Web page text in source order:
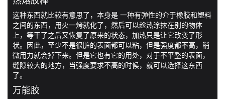
这种东西就比较有意思了，本身是 一种有弹性的介于橡胶和塑料
之间的东西，用火一烤就化了，然后可以趁热涂抹在别的物体
上，等干了之后又恢复了原来的状态，加热只是让它改变了形
状。因此，至少不是很脏的表面都可以粘，但是强度都不高，稍
微用力就会掉下来。但是它也有它的用处，对于不平整的表面，
缝隙较大的地方，当强度要求不高的时候，就可以选择这东西
了。
万能胶